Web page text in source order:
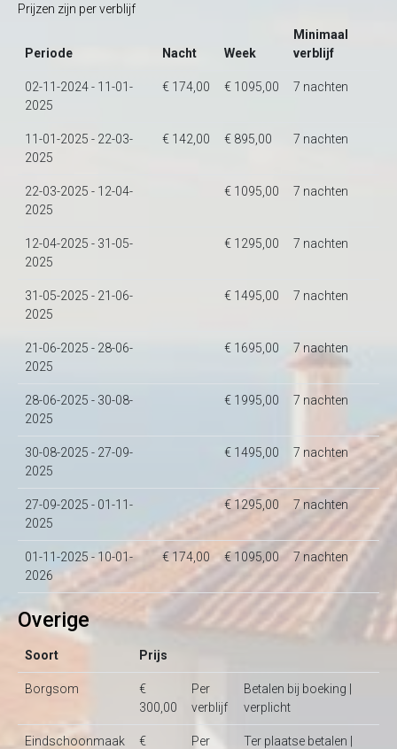
Prijzen zijn per verblijf
Periode Nacht Week
Minimaal
verblijf
02-11-2024 - 11-01-
2025
€ 174,00 € 1095,00 7 nachten
11-01-2025 - 22-03-
2025
€ 142,00 € 895,00 7 nachten
22-03-2025 - 12-04-
2025
€ 1095,00 7 nachten
12-04-2025 - 31-05-
2025
€ 1295,00 7 nachten
31-05-2025 - 21-06-
2025
€ 1495,00 7 nachten
21-06-2025 - 28-06-
2025
€ 1695,00 7 nachten
28-06-2025 - 30-08-
2025
€ 1995,00 7 nachten
30-08-2025 - 27-09-
2025
€ 1495,00 7 nachten
27-09-2025 - 01-11-
2025
€ 1295,00 7 nachten
01-11-2025 - 10-01-
2026
€ 174,00 € 1095,00 7 nachten
Overige
Soort Prijs
Borgsom
€
300,00
Per
verblijf
Betalen bij boeking |
verplicht
Eindschoonmaak
€
Per
Ter plaatse betalen |